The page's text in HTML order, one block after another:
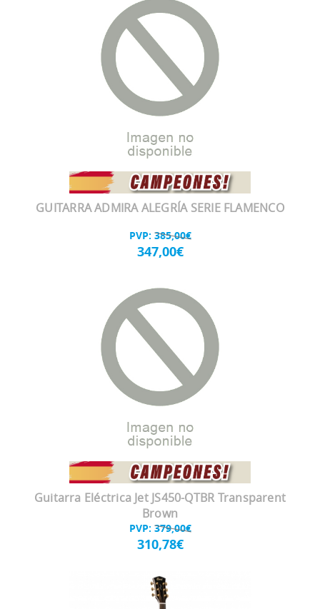
GUITARRA ADMIRA ALEGRÍA SERIE FLAMENCO
PVP: 385,00€
347,00€
Guitarra Eléctrica Jet JS450-QTBR Transparent
Brown
PVP: 379,00€
310,78€